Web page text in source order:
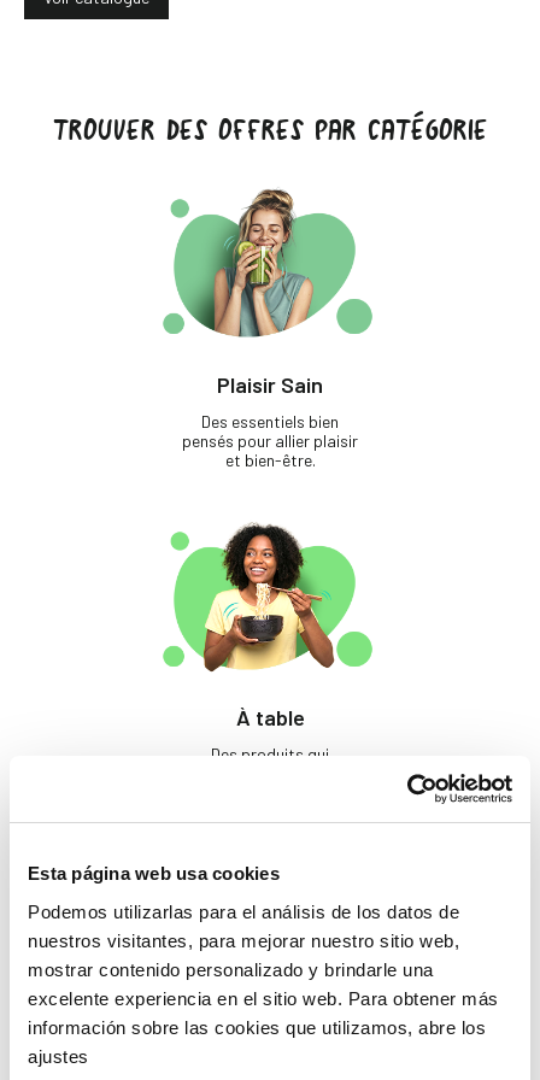
Esta página web usa cookies
Podemos utilizarlas para el análisis de los datos de
nuestros visitantes, para mejorar nuestro sitio web,
mostrar contenido personalizado y brindarle una
excelente experiencia en el sitio web. Para obtener más
información sobre las cookies que utilizamos, abre los
ajustes
TROUVER DES OFFRES PAR CATÉGORIE
Plaisir Sain
Des essentiels bien
pensés pour allier plaisir
et bien-être.
À table
Des produits qui
Beauté